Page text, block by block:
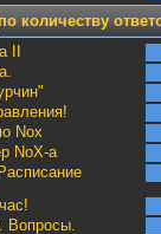
количеству
II
Nox
NoX-а
Вопросы.